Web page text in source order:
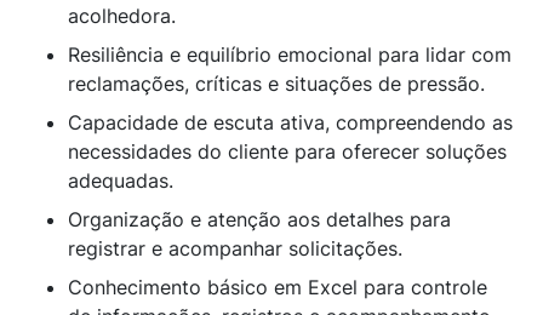
acolhedora.
Resiliência e equilíbrio emocional para lidar com
reclamações, críticas e situações de pressão.
Capacidade de escuta ativa, compreendendo as
necessidades do cliente para oferecer soluções
adequadas.
Organização e atenção aos detalhes para
registrar e acompanhar solicitações.
Conhecimento básico em Excel para controle